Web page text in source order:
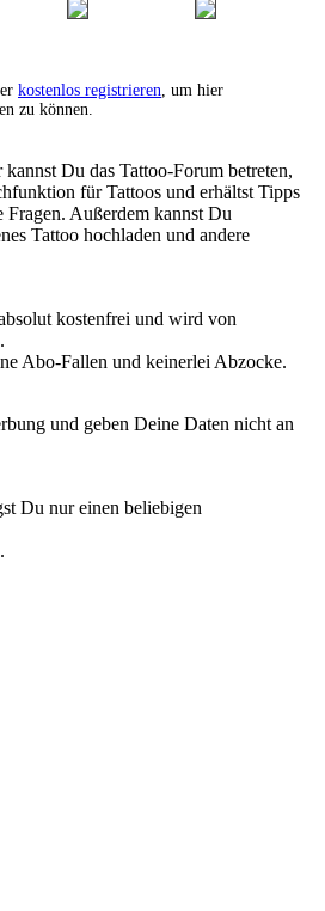
kostenlos registrieren , um hier
zu können.
Du das Tattoo-Forum betreten,
für Tattoos und erhältst Tipps
Außerdem kannst Du
Tattoo hochladen und andere
kostenfrei und wird von
Abo-Fallen und keinerlei Abzocke.
und geben Deine Daten nicht an
Du nur einen beliebigen